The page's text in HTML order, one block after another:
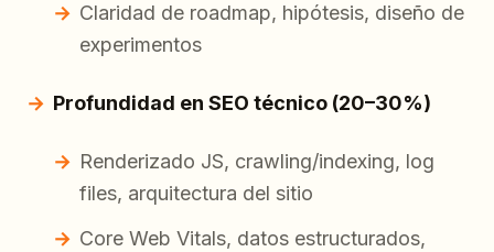
Claridad de roadmap, hipótesis, diseño de
experimentos
Profundidad en SEO técnico (20–30%)
Renderizado JS, crawling/indexing, log
files, arquitectura del sitio
Core Web Vitals, datos estructurados,